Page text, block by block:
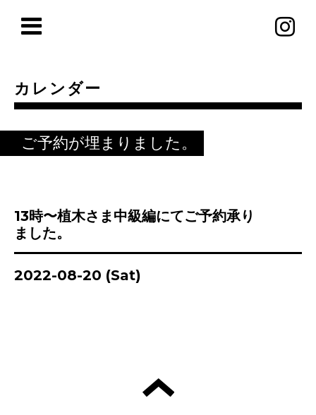
カレンダー
ご予約が埋まりました。
13時〜植木さま中級編にてご予約承り
ました。
2022-08-20 (Sat)